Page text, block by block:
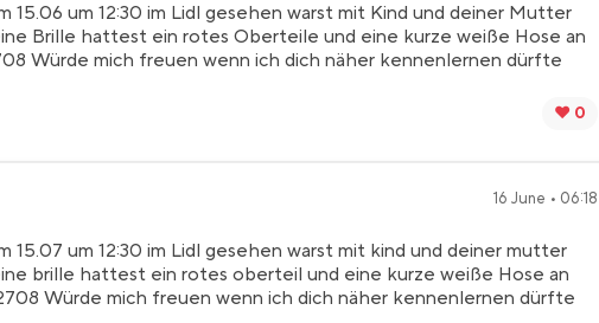
15.06 um 12:30 im Lidl gesehen warst mit Kind und deiner Mutter
Brille hattest ein rotes Oberteile und eine kurze weiße Hose an
Würde mich freuen wenn ich dich näher kennenlernen dürfte
❤️ 0
16 June • 06:18
15.07 um 12:30 im Lidl gesehen warst mit kind und deiner mutter
brille hattest ein rotes oberteil und eine kurze weiße Hose an
Würde mich freuen wenn ich dich näher kennenlernen dürfte